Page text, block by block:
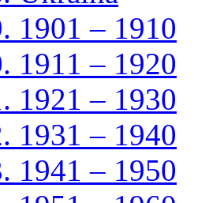
1901 – 1910
1911 – 1920
1921 – 1930
1931 – 1940
1941 – 1950